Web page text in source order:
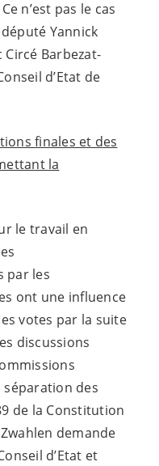
n’est pas le cas
Yannick
Barbezat-
d’Etat de
finales et des
la
le travail en
par les
ont une influence
votes par la suite
discussions
des
de la Constitution
demande
d’Etat et